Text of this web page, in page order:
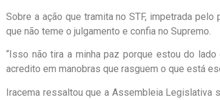
Sobre a ação que tramita no STF, impetrada
que não teme o julgamento e confia no Supremo.
“Isso não tira a minha paz porque estou do
acredito em manobras que rasguem o que está
Iracema ressaltou que a Assembleia Legislativa